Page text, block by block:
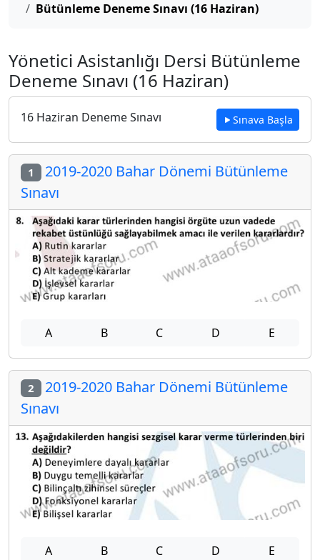
Bütünleme Deneme Sınavı (16 Haziran)
Yönetici Asistanlığı Dersi Bütünleme
Deneme Sınavı (16 Haziran)
16 Haziran Deneme Sınavı Sınava Başla
1 2019-2020 Bahar Dönemi Bütünleme
Sınavı
A B C D E
2 2019-2020 Bahar Dönemi Bütünleme
Sınavı
A B C D E